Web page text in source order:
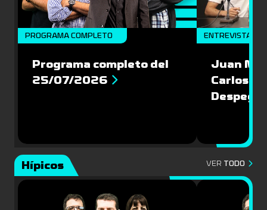
PROGRAMA COMPLETO
Programa completo del
25/07/2026
ENTREVISTAS
Juan
Carlos
Hípicos VER TODO